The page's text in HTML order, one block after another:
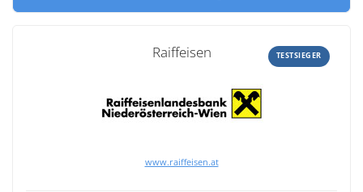
Raiffeisen
www.raiffeisen.at
TESTSIEGER